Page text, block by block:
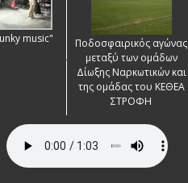
music"
Ποδοσφαιρικός αγώνας
μεταξύ των ομάδων
Δίωξης Ναρκωτικών και
της ομάδας του ΚΕΘΕΑ
ΣΤΡΟΦΗ